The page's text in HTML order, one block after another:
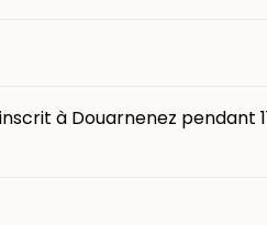
à Douarnenez pendant